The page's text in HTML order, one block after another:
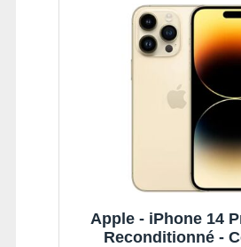
Apple - iPhone 14
Reconditionné -